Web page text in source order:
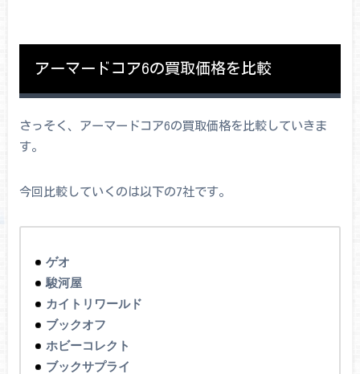
アーマードコア6の買取価格を比較
さっそく、アーマードコア6の買取価格を比較していきま
す。
今回比較していくのは以下の7社です。
ゲオ
駿河屋
カイトリワールド
ブックオフ
ホビーコレクト
ブックサプライ